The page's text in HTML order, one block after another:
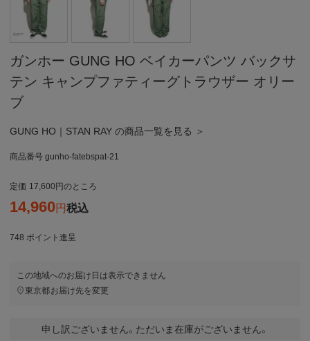
ガンホー GUNG HO ベイカーパンツ バックサ
テン キャンプファティーグトラウザー オリー
ブ
GUNG HO｜STAN RAY の商品一覧を見る ＞
商品番号 gunho-fatebspat-21
定価 17,600 のところ
14,960 税込
748 ポイント進呈
この地域へのお届け日は表示できません
東京都お届け先を変更
申し訳ございません。ただいま在庫がございません。